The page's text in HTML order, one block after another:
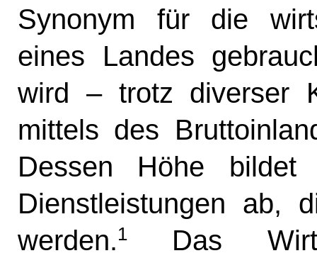
Synonym für die
eines Landes
wird – trotz diverser
mittels des
Dessen Höhe
Dienstleistungen ab,
werden.1
Das